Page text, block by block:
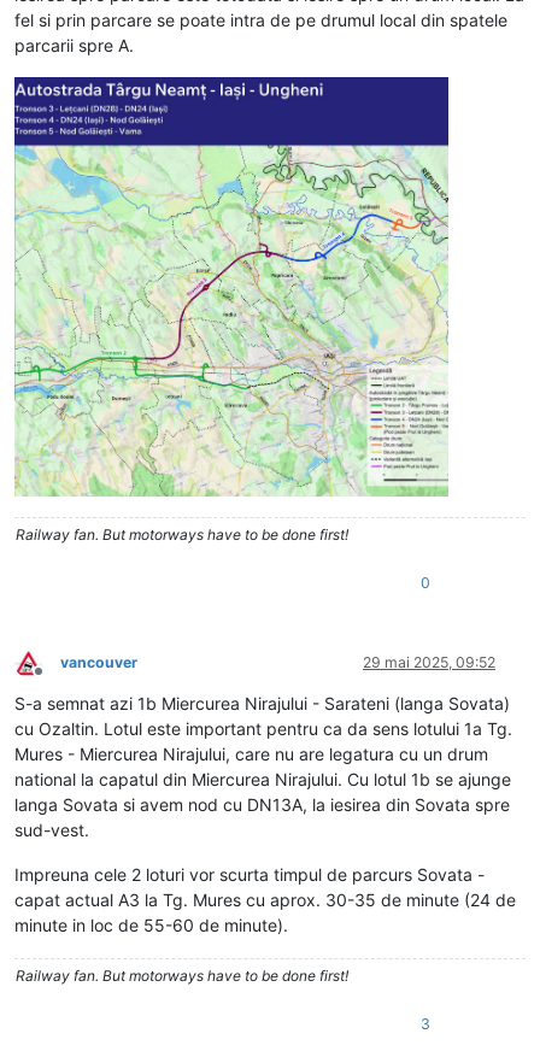
fel si prin parcare se poate intra de pe drumul local din spatele
parcarii spre A.
Railway fan. But motorways have to be done first!
0
Deconectat
vancouver 29 mai 2025, 09:52
S-a semnat azi 1b Miercurea Nirajului - Sarateni (langa Sovata)
cu Ozaltin. Lotul este important pentru ca da sens lotului 1a Tg.
Mures - Miercurea Nirajului, care nu are legatura cu un drum
national la capatul din Miercurea Nirajului. Cu lotul 1b se ajunge
langa Sovata si avem nod cu DN13A, la iesirea din Sovata spre
sud-vest.
Impreuna cele 2 loturi vor scurta timpul de parcurs Sovata -
capat actual A3 la Tg. Mures cu aprox. 30-35 de minute (24 de
minute in loc de 55-60 de minute).
Railway fan. But motorways have to be done first!
3